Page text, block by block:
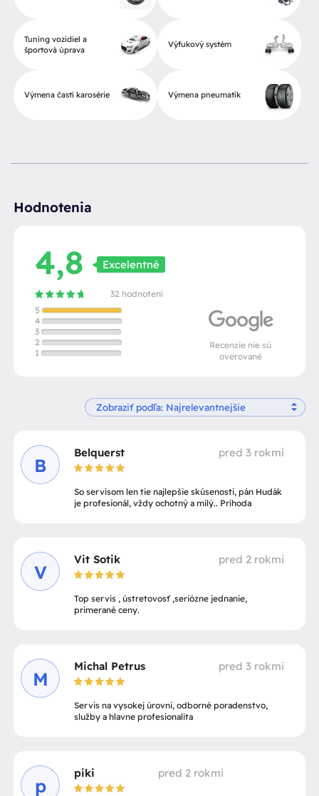
Tuning vozidiel a
športová úprava
Výfukový systém
Výmena častí karosérie Výmena pneumatík
Hodnotenia
4,8 Excelentné
32 hodnotení
5
4
3
2
1
Recenzie nie sú
overované
B
Belquerst pred 3 rokmi
So servisom len tie najlepšie skúsenosti, pán Hudák
je profesionál, vždy ochotný a milý.. Príhoda
V
Vit Sotik pred 2 rokmi
Top servis , ústretovosť ,seriózne jednanie,
primerané ceny.
M
Michal Petrus pred 3 rokmi
Servis na vysokej úrovni, odborné poradenstvo,
služby a hlavne profesionalita
p
piki pred 2 rokmi